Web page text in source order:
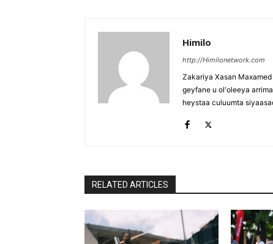
Himilo
http://Himilonetwork.com
Zakariya Xasan
geyfane u ol'oleeya
heystaa culuumta
RELATED ARTICLES